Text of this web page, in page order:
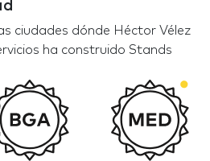
ciudades dónde Héctor Vélez
ha construido Stands